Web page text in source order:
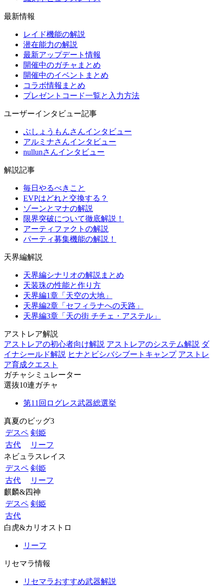
最新情報
レイド機能の解説
潜在能力の解説
最新アップデート情報
開催中のガチャまとめ
開催中のイベントまとめ
コラボ情報まとめ
プレゼントコード一覧と入力方法
ユーザーインタビュー記事
ぶしょうもんさんインタビュー
アルミナさんインタビュー
nullunさんインタビュー
解説記事
毎日やるべきこと
EVPはどれと交換する？
ゾーンとマナの解説
限界突破について徹底解説！
アーティファクトの解説
パーティ募集機能の解説！
天界編解説
天界編シナリオの解説まとめ
天装珠の性能と作り方
天界編1章「天空の大地」
天界編2章「セフィラナへの天路」
天界編3章「天の街 チチェ・アステル」
アストレア解説
アストレアの初心者向け解説 アストレアのシステム解説 ダ
イナシールド解説 ヒナとビシバシブートキャンプ アストレ
ア育成クエスト
ガチャシミュレーター
選抜10連ガチャ
第11回ログレス武器総選挙
真夏のビッグ3
デスペ 剣姫
古代
リーフ
ネビュラスレイス
デスペ 剣姫
古代
リーフ
麒麟&四神
デスペ 剣姫
古代
白虎&カリオストロ
リーフ
リセマラ情報
リセマラおすすめ武器解説